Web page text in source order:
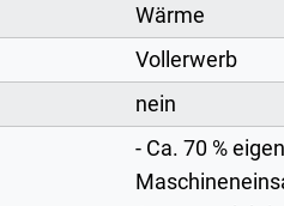
Wärme
Vollerwerb
nein
- Ca. 70 %